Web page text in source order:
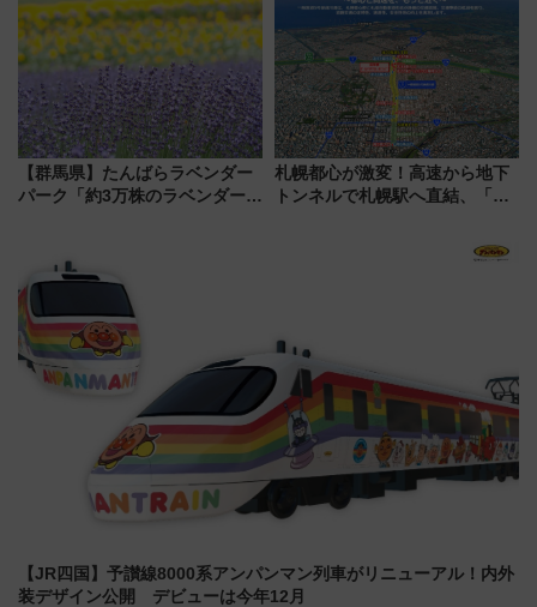
用してストレスフリー旅へ行こ
う！
【群馬県】たんばらラベンダー
パーク「約3万株のラベンダー」
札幌都心が激変！高速から地下
トンネルで札幌駅へ直結、「創
から本格着工、延長4.8km整備
【JR四国】予讃線8000系アンパンマン列車がリニューアル！内外
装デザイン公開 デビューは今年12月